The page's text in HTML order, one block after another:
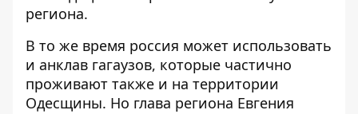
региона.
В то же время россия может использовать
и анклав гагаузов, которые частично
проживают также и на территории
Одесщины. Но глава региона Евгения